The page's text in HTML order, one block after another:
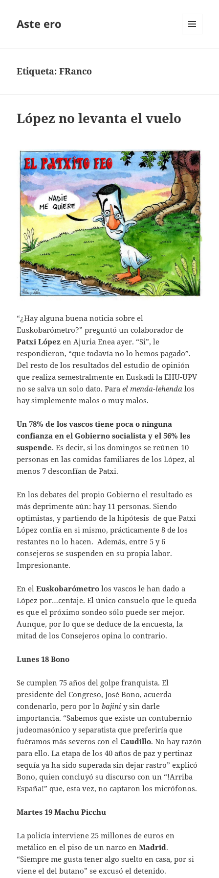
Aste ero
Etiqueta:FRanco
López no levanta el vuelo
“¿Hay alguna buena noticia sobre el
Euskobarómetro?” preguntó un colaborador de
Patxi López en Ajuria Enea ayer. “Si”, le
respondieron, “que todavía no lo hemos pagado”.
Del resto de los resultados del estudio de opinión
que realiza semestralmente en Euskadi la EHU-UPV
no se salva un solo dato. Parael menda-lehenda los
hay simplemente malos o muy malos.
Un 78% de los vascos tiene poca o ninguna
confianza en el Gobierno socialista y el 56% les
suspende. Es decir, si los domingos se reúnen 10
personas en las comidas familiares de los López, al
menos 7 desconfían de Patxi.
En los debates del propio Gobierno el resultado es
más deprimente aún: hay 11 personas. Siendo
optimistas, y partiendo de la hipótesis de que Patxi
López confía en si mismo, prácticamente 8 de los
restantes no lo hacen. Además, entre 5 y 6
consejeros se suspenden en su propia labor.
Impresionante.
En elEuskobarómetro los vascos le han dado a
López por…centaje. El único consuelo que le queda
es que el próximo sondeo sólo puede ser mejor.
Aunque, por lo que se deduce de la encuesta, la
mitad de los Consejeros opina lo contrario.
Lunes 18 Bono
Se cumplen 75 años del golpe franquista. El
presidente del Congreso, José Bono, acuerda
condenarlo, pero por lobajini y sin darle
importancia. “Sabemos que existe un contubernio
judeomasónico y separatista que preferiría que
fuéramos más severos con elCaudillo. No hay razón
para ello. La etapa de los 40 años de paz y pertinaz
sequía ya ha sido superada sin dejar rastro” explicó
Bono, quien concluyó su discurso con un “!Arriba
España!” que, esta vez, no captaron los micrófonos.
Martes 19 Machu Picchu
La policía interviene 25 millones de euros en
metálico en el piso de un narco enMadrid.
“Siempre me gusta tener algo suelto en casa, por si
viene el del butano” se excusó el detenido.